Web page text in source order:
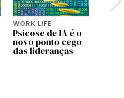
WORK LIFE
Psicose de IA é o
novo ponto cego
das lideranças